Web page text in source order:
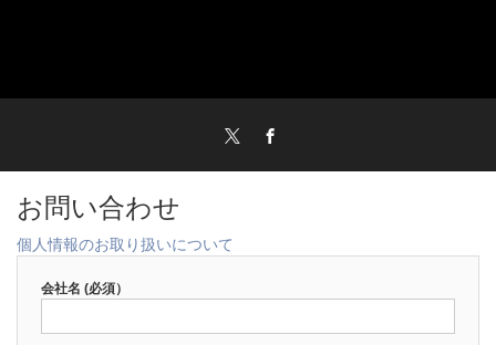
お問い合わせ
個人情報のお取り扱いについて
会社名 (必須）